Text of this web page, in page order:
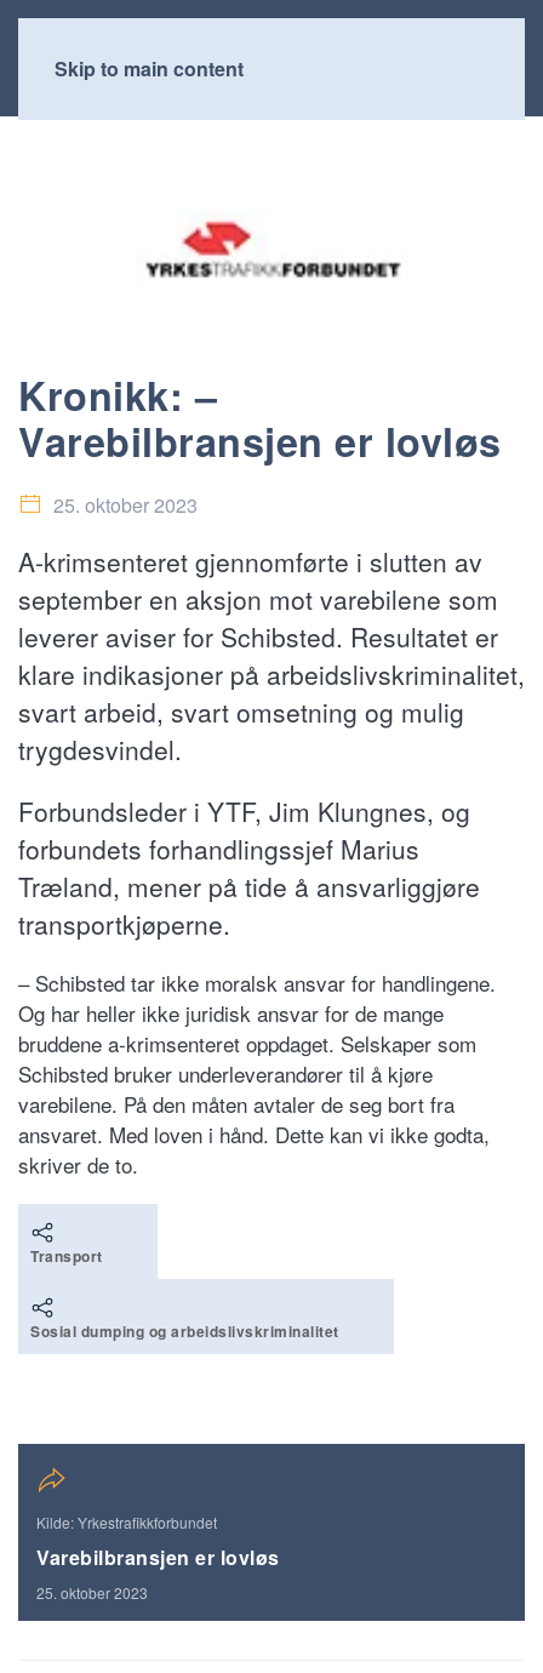
Skip to main content
Kronikk: –
Varebilbransjen er lovløs
25. oktober 2023
A-krimsenteret gjennomførte i slutten av
september en aksjon mot varebilene som
leverer aviser for Schibsted. Resultatet er
klare indikasjoner på arbeidslivskriminalitet,
svart arbeid, svart omsetning og mulig
trygdesvindel.
Forbundsleder i YTF, Jim Klungnes, og
forbundets forhandlingssjef Marius
Træland, mener på tide å ansvarliggjøre
transportkjøperne.
– Schibsted tar ikke moralsk ansvar for handlingene.
Og har heller ikke juridisk ansvar for de mange
bruddene a-krimsenteret oppdaget. Selskaper som
Schibsted bruker underleverandører til å kjøre
varebilene. På den måten avtaler de seg bort fra
ansvaret. Med loven i hånd. Dette kan vi ikke godta,
skriver de to.
Transport
Sosial dumping og arbeidslivskriminalitet
Kilde: Yrkestrafikkforbundet
Varebilbransjen er lovløs
25. oktober 2023